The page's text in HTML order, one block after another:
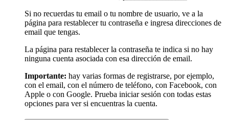
Si no recuerdas tu email o tu nombre de usuario, ve a la
página para restablecer tu contraseña e ingresa direcciones de
email que tengas.
La página para restablecer la contraseña te indica si no hay
ninguna cuenta asociada con esa dirección de email.
Importante: hay varias formas de registrarse, por ejemplo,
con el email, con el número de teléfono, con Facebook, con
Apple o con Google. Prueba iniciar sesión con todas estas
opciones para ver si encuentras la cuenta.